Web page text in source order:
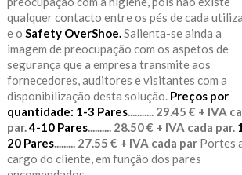
qualquer contacto entre os pés de cada
e o Safety OverShoe. Salienta-se ainda a
imagem de preocupação com os aspetos de
segurança que a empresa transmite aos
fornecedores, auditores e visitantes com a
disponibilização desta solução. Preços por
quantidade: 1-3 Pares........... 29.45 € + IVA
par. 4-10 Pares.......... 28.50 € + IVA cada par.
20 Pares......... 27.55 € + IVA cada parPortes
cargo do cliente, em função dos pares